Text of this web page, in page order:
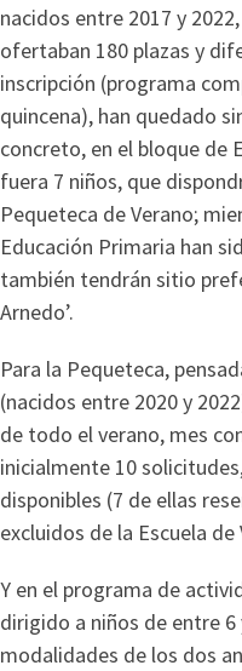
nacidos entre 2017 y
ofertaban 180 plazas y
inscripción (programa
quincena), han quedado
concreto, en el bloque de
fuera 7 niños, que
Pequeteca de Verano;
Educación Primaria han
también tendrán sitio
Arnedo’.
Para la Pequeteca,
(nacidos entre 2020 y
de todo el verano, mes
inicialmente 10
disponibles (7 de ellas
excluidos de la Escuela de
Y en el programa de
dirigido a niños de entre 6
modalidades de los dos